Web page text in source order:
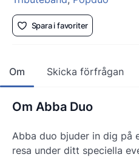
Spara i favoriter
Om Skicka förfrågan
Om Abba Duo
Abba duo bjuder in dig på
resa under ditt speciella